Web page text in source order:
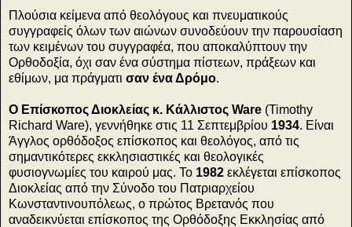
Πλούσια κείμενα από θεολόγους και πνευματικούς
συγγραφείς όλων των αιώνων συνοδεύουν την παρουσίαση
των κειμένων του συγγραφέα, που αποκαλύπτουν την
Ορθοδοξία, όχι σαν ένα σύστημα πίστεων, πράξεων και
εθίμων, μα πράγματι σαν ένα Δρόμο.
Ο Επίσκοπος Διοκλείας κ. Κάλλιστος Ware (Timothy
Richard Ware), γεννήθηκε στις 11 Σεπτεμβρίου 1934. Είναι
Άγγλος ορθόδοξος επίσκοπος και θεολόγος, από τις
σημαντικότερες εκκλησιαστικές και θεολογικές
φυσιογνωμίες του καιρού μας. Το 1982 εκλέγεται επίσκοπος
Διοκλείας από την Σύνοδο του Πατριαρχείου
Κωνσταντινουπόλεως, ο πρώτος Βρετανός που
αναδεικνύεται επίσκοπος της Ορθόδοξης Εκκλησίας από